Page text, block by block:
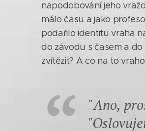
napodobování jeho
málo času a jako
podařilo identitu vraha
do závodu s časem a
zvítězit? A co na to
"Ano,